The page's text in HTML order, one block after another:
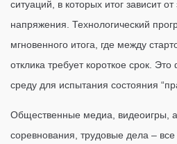
ситуаций, в которых итог зависит
напряжения. Технологический
мгновенного итога, где между
отклика требует короткое срок.
среду для испытания состояния
Общественные медиа, видеоигры,
соревнования, трудовые дела –